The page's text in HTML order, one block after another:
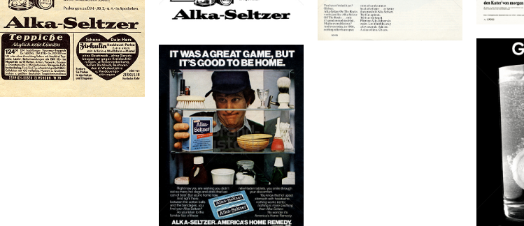
1953
Bild-ID: 72668
Bild-ID: 7020
Alka-Seltzer
Bayer Austria
Ges.m.b.H.
1981
Bild-ID: 20635